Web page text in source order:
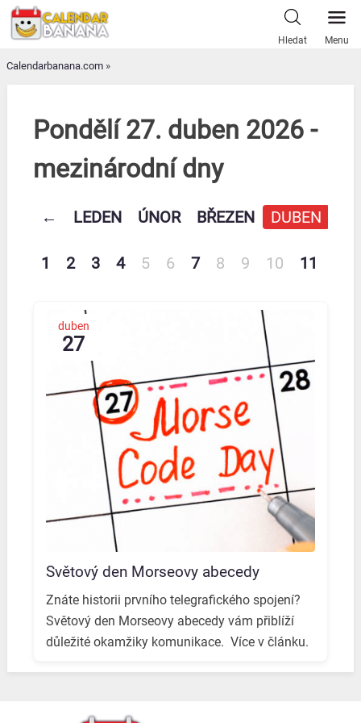
Skip
Hledat Menu
Calendarbanana.com »
Pondělí 27. duben 2026 -
mezinárodní dny
← LEDEN ÚNOR BŘEZEN DUBEN
1 2 3 4 5 6 7 8 9 10 11
duben
27
Světový den Morseovy abecedy
Znáte historii prvního telegrafického spojení? ️
Světový den Morseovy abecedy vám přiblíží
důležité okamžiky komunikace. ️ Více v článku.